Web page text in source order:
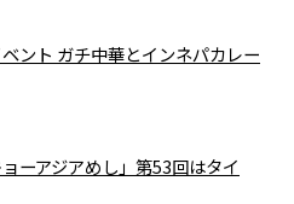
ント ガチ中華とインネパカレー
ーアジアめし」第53回はタイ